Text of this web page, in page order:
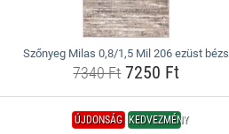
Szőnyeg Milas 0,8/1,5 Mil 206 ezüst bézs
7340 Ft7250 Ft
ÚJDONSÁG KEDVEZMÉNY